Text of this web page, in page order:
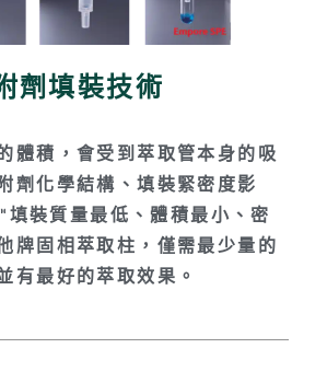
劑填裝技術
體積，會受到萃取管本身的吸
劑化學結構、填裝緊密度影
裝質量最低、體積最小、密
牌固相萃取柱，僅需最少量的
有最好的萃取效果。